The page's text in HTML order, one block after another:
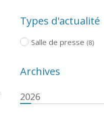
Types d'actualité
Salle de presse (8)
Archives
2026